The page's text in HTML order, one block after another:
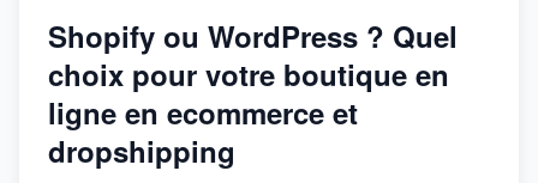
Shopify ou WordPress ? Quel
choix pour votre boutique en
ligne en ecommerce et
dropshipping